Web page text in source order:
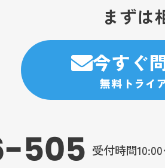
まずは
今すぐ
無料トライ
505 受付時間